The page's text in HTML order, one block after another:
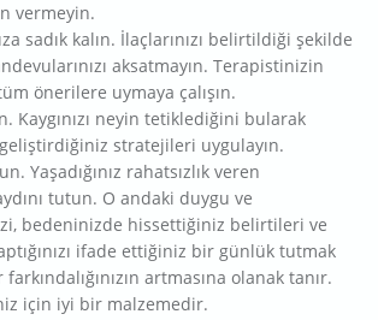
vermeyin.
sadık kalın. İlaçlarınızı belirtildiği şekilde
aksatmayın. Terapistinizin
önerilere uymaya çalışın.
Kaygınızı neyin tetiklediğini bularak
stratejileri uygulayın.
Yaşadığınız rahatsızlık veren
tutun. O andaki duygu ve
bedeninizde hissettiğiniz belirtileri ve
ifade ettiğiniz bir günlük tutmak
artmasına olanak tanır.
için iyi bir malzemedir.